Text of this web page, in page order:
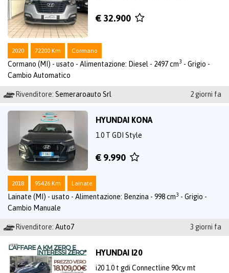
€ 32.900
2020 72200 Km Cormano
Cormano (MI) - usato - Alimentazione: Diesel - 2497 cm3 - Grigio -
Cambio Automatico
Rivenditore: Semeraroauto Srl 2 giorni fa
HYUNDAI KONA
1.0 T GDI Style
€ 9.990
2018 95426 Km Lainate
Lainate (MI) - usato - Alimentazione: Benzina - 998 cm3 - Grigio -
Cambio Manuale
Rivenditore: Auto7 3 giorni fa
HYUNDAI I20
i20 1.0 t gdi Connectline 90cv mt